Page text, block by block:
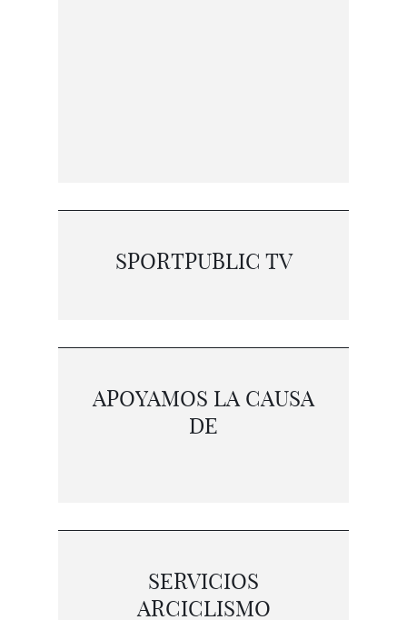
SPORTPUBLIC TV
APOYAMOS LA CAUSA
DE
SERVICIOS
ARCICLISMO